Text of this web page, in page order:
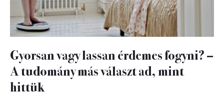
Gyorsan vagy lassan érdemes fogyni? –
A tudomány más választ ad, mint
hittük